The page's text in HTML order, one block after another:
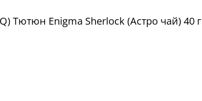
Тютюн Enigma Sherlock (Астро чай) 40 г